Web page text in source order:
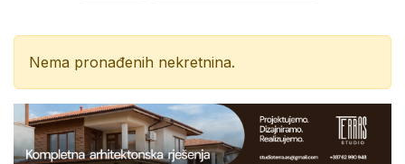
Nema pronađenih nekretnina.